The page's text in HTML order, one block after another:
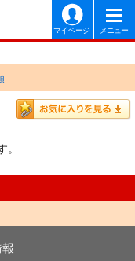
マイページ メニュー